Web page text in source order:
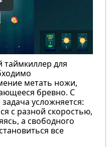
таймкиллер для
метать ножи,
бревно. С
усложняется:
с разной скоростью,
а свободного
все